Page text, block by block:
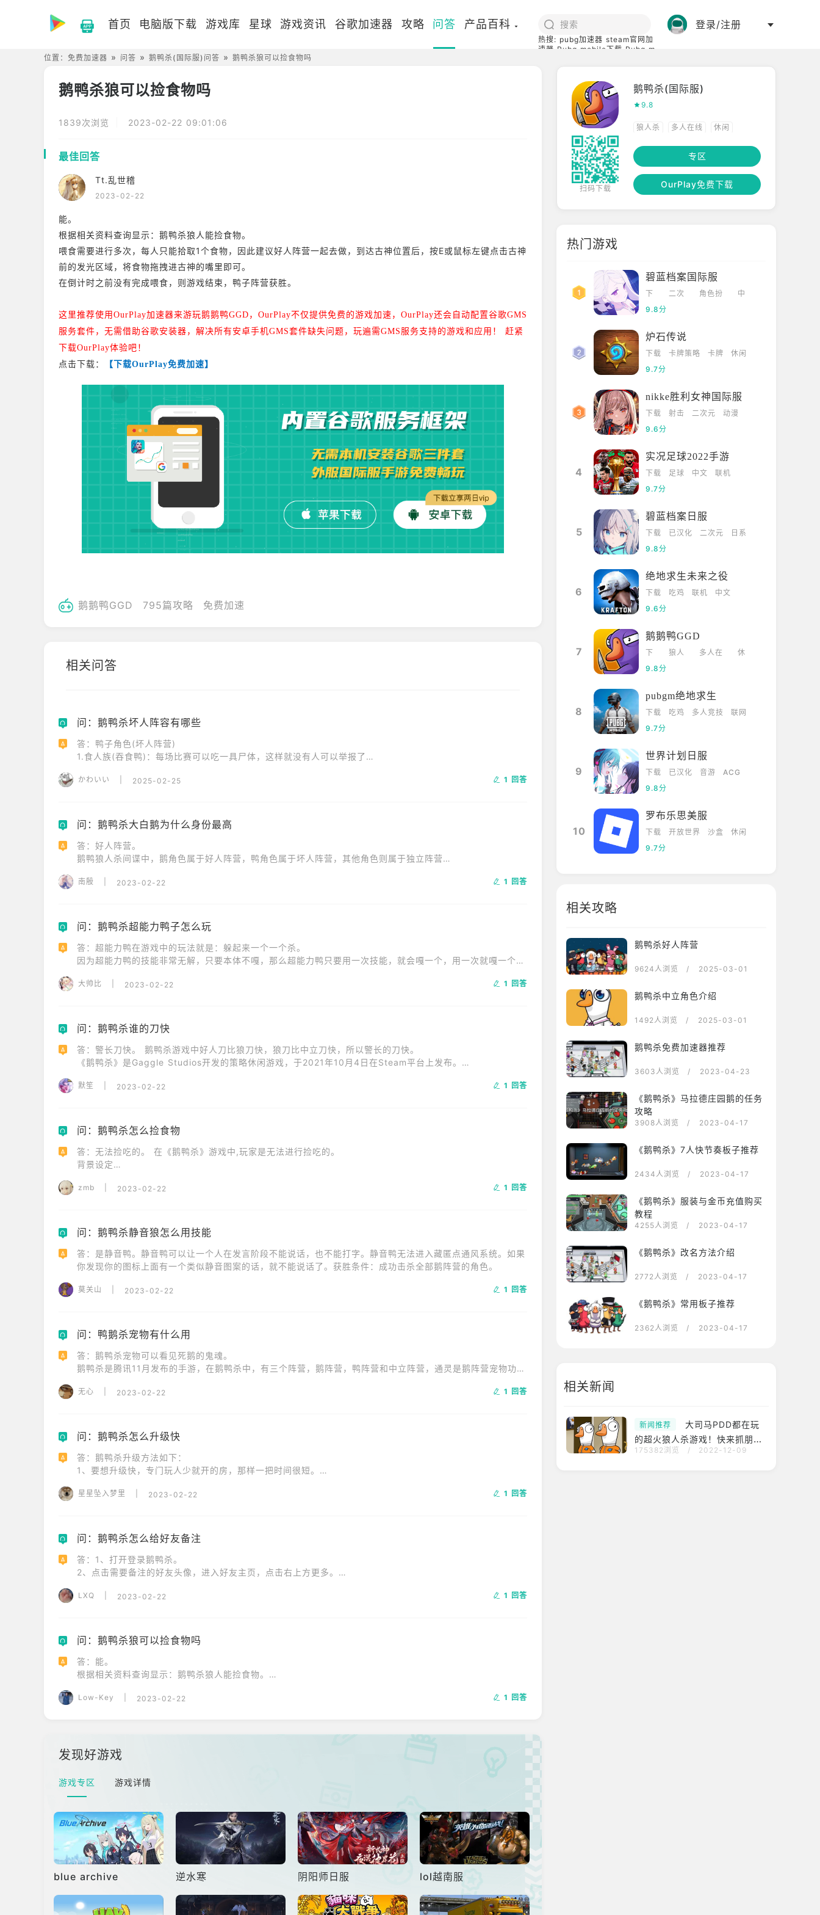
首页 电脑版下载 游戏库 星球 游戏资讯 谷歌加速器 攻略 问答 产品百科
热搜: pubg加速器 steam官网加
速器 Pubg mobile下载 Pubg m
登录/注册
位置： 免费加速器 问答 鹅鸭杀(国际服)问答 鹅鸭杀狼可以捡食物吗
鹅鸭杀狼可以捡食物吗
1839次浏览 2023-02-22 09:01:06
最佳回答
Tt.乱世稽
2023-02-22
能。
根据相关资料查询显示：鹅鸭杀狼人能捡食物。
喂食需要进行多次，每人只能拾取1个食物，因此建议好人阵营一起去做，到达古神位置后，按E或鼠标左键点击古神
前的发光区域，将食物拖拽进古神的嘴里即可。
在倒计时之前没有完成喂食，则游戏结束，鸭子阵营获胜。
这里推荐使用OurPlay加速器来游玩鹅鹅鸭GGD， OurPlay不仅提供免费的游戏加速， OurPlay还会自动配置谷歌GMS
服务套件，无需借助谷歌安装器，解决所有安卓手机GMS套件缺失问题，玩遍需GMS服务支持的游戏和应用！ 赶紧
下载OurPlay体验吧！
点击下载：
【下载OurPlay免费加速】
鹅鹅鸭GGD 795篇攻略 免费加速
相关问答
Q 问：鹅鸭杀坏人阵容有哪些
A
答：鸭子角色(坏人阵营)
1.食人族(吞食鸭)：每场比赛可以吃一具尸体，这样就没有人可以举报了。
2.静音：在每次会议中让一名玩家静音，当他知道你是杀手时很有用。
かわいい 2025-02-25 1 回答
Q 问：鹅鸭杀大白鹅为什么身份最高
A
答：好人阵营。
鹅鸭狼人杀间谍中，鹅角色属于好人阵营，鸭角色属于坏人阵营，其他角色则属于独立阵营。
南殷 2023-02-22 1 回答
Q 问：鹅鸭杀超能力鸭子怎么玩
A
答：超能力鸭在游戏中的玩法就是：躲起来一个一个杀。
因为超能力鸭的技能非常无解，只要本体不嘎，那么超能力鸭只要用一次技能，就会嘎一个，用一次就嘎一个，
大帅比 2023-02-22 1 回答
Q 问：鹅鸭杀谁的刀快
A
答：警长刀快。 鹅鸭杀游戏中好人刀比狼刀快，狼刀比中立刀快，所以警长的刀快。
《鹅鸭杀》是Gaggle Studios开发的策略休闲游戏，于2021年10月4日在Steam平台上发布。
展开一场场紧张刺激的推理。
默笙 2023-02-22 1 回答
Q 问：鹅鸭杀怎么捡食物
A
答：无法捡吃的。 在《鹅鸭杀》游戏中,玩家是无法进行捡吃的。
背景设定
包括对重要系统的维护工作。
zmb 2023-02-22 1 回答
Q 问：鹅鸭杀静音狼怎么用技能
A
答：是静音鸭。静音鸭可以让一个人在发言阶段不能说话，也不能打字。静音鸭无法进入藏匿点通风系统。如果
你发现你的图标上面有一个类似静音图案的话，就不能说话了。获胜条件：成功击杀全部鹅阵营的角色。
莫关山 2023-02-22 1 回答
Q 问：鸭鹅杀宠物有什么用
A
答：鹅鸭杀宠物可以看见死鹅的鬼魂。
鹅鸭杀是腾讯11月发布的手游，在鹅鸭杀中，有三个阵营，鹅阵营，鸭阵营和中立阵营，通灵是鹅阵营宠物功
无心 2023-02-22 1 回答
Q 问：鹅鸭杀怎么升级快
A
答：鹅鸭杀升级方法如下：
1、要想升级快，专门玩人少就开的房，那样一把时间很短。
星星坠入梦里 2023-02-22 1 回答
Q 问：鹅鸭杀怎么给好友备注
A
答：1、打开登录鹅鸭杀。
2、点击需要备注的好友头像，进入好友主页，点击右上方更多。
《鹅鸭杀》是Gaggle Studios开发的策略休闲游戏，于2021年10月4日在Steam平台上发布。
LXQ 2023-02-22 1 回答
Q 问：鹅鸭杀狼可以捡食物吗
A
答：能。
根据相关资料查询显示：鹅鸭杀狼人能捡食物。
古神前的发光区域，将食物拖拽进古神的嘴里即可。
Low-Key 2023-02-22 1 回答
发现好游戏
游戏专区 游戏详情
blue archive 逆水寒 阴阳师日服 lol越南服
扫码下载
鹅鸭杀(国际服)
9.8
狼人杀 多人在线 休闲
中文 专区
OurPlay免费下载
热门游戏
碧蓝档案国际服
下
载
二次
角色扮
中
9.8分
炉石传说
下载 卡牌策略 卡牌
休闲
9.7分
nikke胜利女神国际服
下载 射击 二次元
动漫
9.6分
4
实况足球2022手游
下载 足球 中文
联机
9.7分
5
碧蓝档案日服
下载 已汉化 二次元
日系
9.8分
6
绝地求生未来之役
下载 吃鸡 联机
中文
9.6分
7
鹅鹅鸭GGD
下
载
狼人
多人在
休
9.8分
8
pubgm绝地求生
下载 吃鸡 多人竞技
联网
9.7分
9
世界计划日服
下载 已汉化 音游
ACG
9.8分
10
罗布乐思美服
下载 开放世界 沙盒
休闲
9.7分
相关攻略
鹅鸭杀好人阵营
9624人浏览 / 2025-03-01
鹅鸭杀中立角色介绍
1492人浏览 / 2025-03-01
鹅鸭杀免费加速器推荐
3603人浏览 / 2023-04-23
《鹅鸭杀》马拉德庄园鹅的任务
攻略
3908人浏览 / 2023-04-17
《鹅鸭杀》7人快节奏板子推荐
2434人浏览 / 2023-04-17
《鹅鸭杀》服装与金币充值购买
教程
4255人浏览 / 2023-04-17
《鹅鸭杀》改名方法介绍
2772人浏览 / 2023-04-17
《鹅鸭杀》常用板子推荐
2362人浏览 / 2023-04-17
相关新闻
新闻推荐
大司马PDD都在玩
的超火狼人杀游戏！快来抓朋友
一起玩！
175382浏览 / 2022-12-09